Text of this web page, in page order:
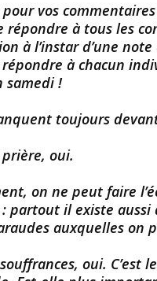
vos commentaires
répondre à tous les
à l’instar d’une
à chacun
samedi !
toujours
oui.
on ne peut faire
partout il existe aussi
auxquelles on
oui. C’est